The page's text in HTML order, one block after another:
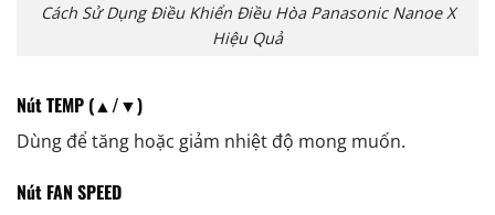
Cách Sử Dụng Điều Khiển Điều Hòa Panasonic Nanoe X
Hiệu Quả
Nút TEMP (▲/▼)
Dùng để tăng hoặc giảm nhiệt độ mong muốn.
Nút FAN SPEED